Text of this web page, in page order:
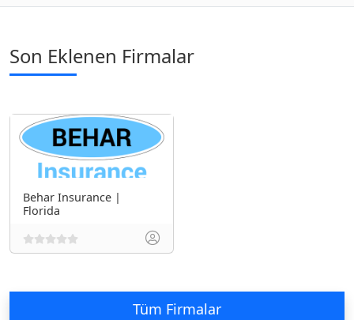
Son Eklenen Firmalar
Behar Insurance |
Florida
Tüm Firmalar